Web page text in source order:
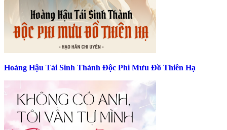
Hoàng Hậu Tái Sinh Thành Độc Phi Mưu Đồ Thiên Hạ